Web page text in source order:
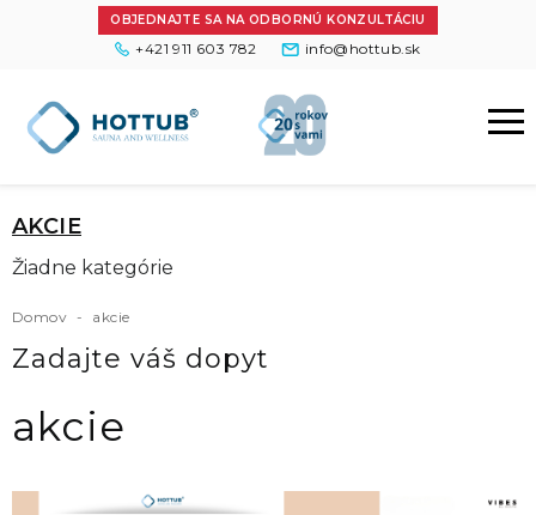
OBJEDNAJTE SA NA ODBORNÚ KONZULTÁCIU
+421 911 603 782 info@hottub.sk
AKCIE
Žiadne kategórie
Domov - akcie
Zadajte váš dopyt
akcie